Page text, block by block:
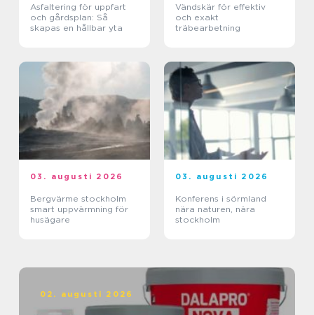
Asfaltering för uppfart
och gårdsplan: Så
skapas en hållbar yta
Vändskär för effektiv
och exakt
träbearbetning
03. augusti 2026
Bergvärme stockholm
smart uppvärmning för
husägare
03. augusti 2026
Konferens i sörmland
nära naturen, nära
stockholm
02. augusti 2026